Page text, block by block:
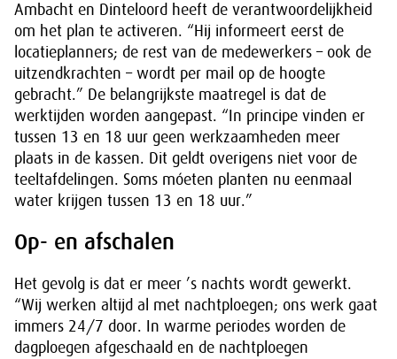
Ambacht en Dinteloord heeft de verantwoordelijkheid
om het plan te activeren. “Hij informeert eerst de
locatieplanners; de rest van de medewerkers – ook de
uitzendkrachten – wordt per mail op de hoogte
gebracht.” De belangrijkste maatregel is dat de
werktijden worden aangepast. “In principe vinden er
tussen 13 en 18 uur geen werkzaamheden meer
plaats in de kassen. Dit geldt overigens niet voor de
teeltafdelingen. Soms móeten planten nu eenmaal
water krijgen tussen 13 en 18 uur.”
Op- en afschalen
Het gevolg is dat er meer ’s nachts wordt gewerkt.
“Wij werken altijd al met nachtploegen; ons werk gaat
immers 24/7 door. In warme periodes worden de
dagploegen afgeschaald en de nachtploegen